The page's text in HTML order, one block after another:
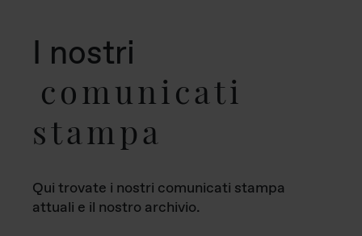
I nostri
comunicati
stampa
Qui trovate i nostri comunicati stampa
attuali e il nostro archivio.